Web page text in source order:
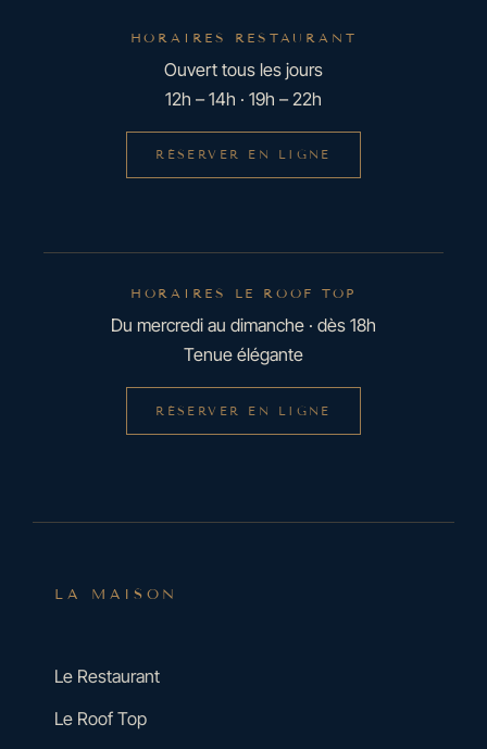
HORAIRES RESTAURANT
Ouvert tous les jours
12h – 14h · 19h – 22h
RÉSERVER EN LIGNE
HORAIRES LE ROOF TOP
Du mercredi au dimanche · dès 18h
Tenue élégante
RÉSERVER EN LIGNE
LA MAISON
Le Restaurant
Le Roof Top